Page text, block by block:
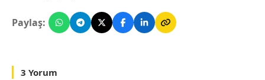
Paylaş:
3 Yorum